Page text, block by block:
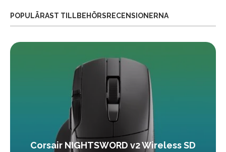
POPULÄRAST TILLBEHÖRSRECENSIONERNA
Corsair NIGHTSWORD v2 Wireless SD